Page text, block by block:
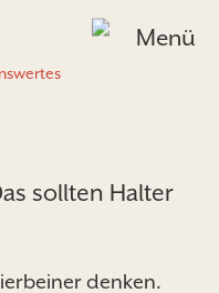
Menü
sollten Halter
denken.